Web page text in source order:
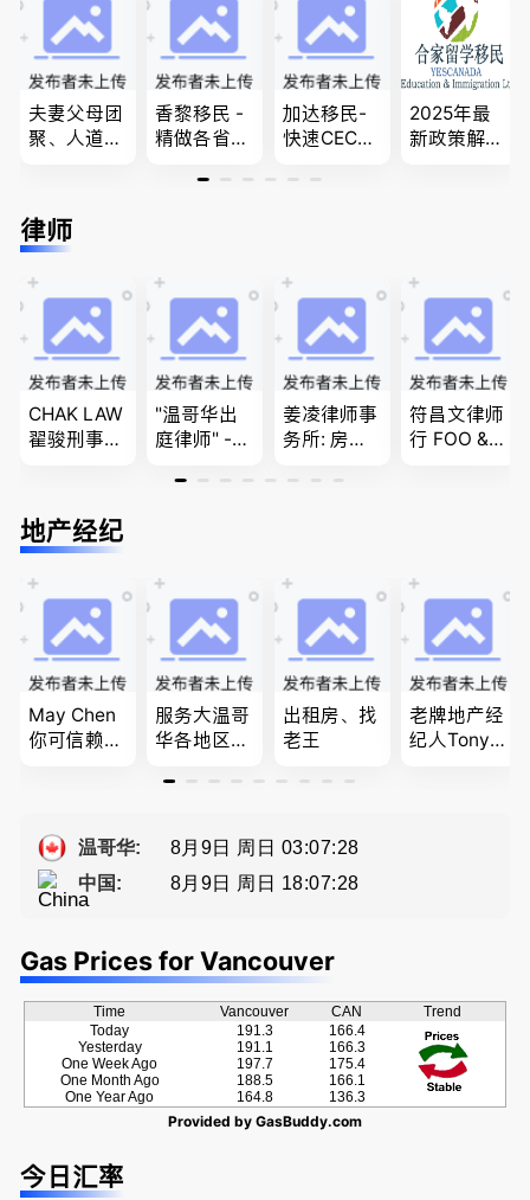
夫妻父母团
聚、人道移
民难民上诉
疑难问题的
移民签证
、翻译和海
牙认证
香黎移民 -
精做各省省
签证,工作
问题
加达移民-
快速CEC&P
作机会 移
商业移民，
名校申请
2025年最
新政策解
团聚，投资
移民以及各
类省提名和
技术移民
律师
CHAK LAW
翟骏刑事交
民事诉讼/
房产过户
"温哥华出
庭律师" -
务所 - 劳动
纠纷，审判
姜凌律师事
务所: 房产
件。婚姻
符昌文律师
行 FOO & C
地产经纪
May Chen
你可信赖的
服务
服务大温哥
华各地区的
地产专业持
Sophia Fan
资产规划管
出租房、找
老王
老牌地产经
纪人Tony L
温哥华:
8月9日 周日 03:07:29
中国:
8月9日 周日 18:07:29
Gas Prices for Vancouver
Time Vancouver CAN
Trend
Today
Yesterday
One Week Ago
One Month Ago
One Year Ago
191.3
191.1
197.7
188.5
164.8
166.4
166.3
175.4
166.1
136.3
Provided by GasBuddy.com
今日汇率